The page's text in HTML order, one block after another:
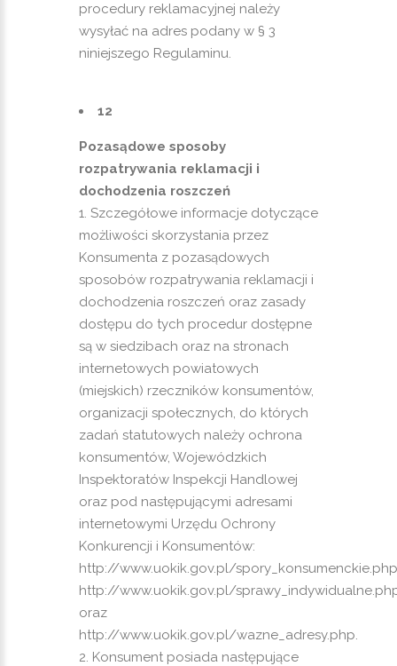
procedury reklamacyjnej należy
wysyłać na adres podany w § 3
niniejszego Regulaminu.
12
Pozasądowe sposoby
rozpatrywania reklamacji i
dochodzenia roszczeń
Szczegółowe informacje dotyczące
możliwości skorzystania przez
Konsumenta z pozasądowych
sposobów rozpatrywania reklamacji i
dochodzenia roszczeń oraz zasady
dostępu do tych procedur dostępne
są w siedzibach oraz na stronach
internetowych powiatowych
(miejskich) rzeczników konsumentów,
organizacji społecznych, do których
zadań statutowych należy ochrona
konsumentów, Wojewódzkich
Inspektoratów Inspekcji Handlowej
oraz pod następującymi adresami
internetowymi Urzędu Ochrony
Konkurencji i Konsumentów:
http://www.uokik.gov.pl/
http://www.uokik.gov.pl/
oraz
http://www.uokik.gov.pl/wazne_adresy.php.
Konsument posiada następujące